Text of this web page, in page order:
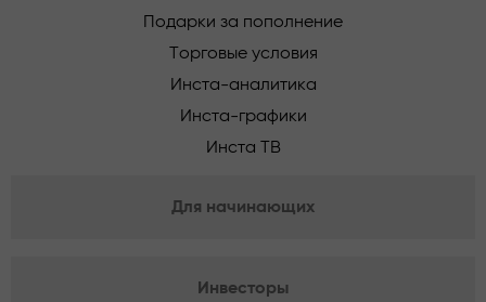
Подарки за пополнение
Торговые условия
Инста-аналитика
Инста-графики
Инста ТВ
Для начинающих
Инвесторы